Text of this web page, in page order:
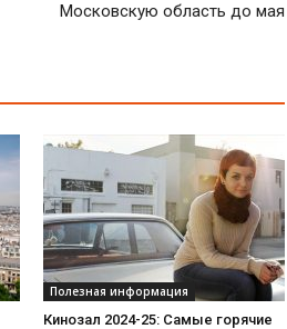
Московскую область до мая
Полезная информация
Кинозал 2024-25: Самые горячие